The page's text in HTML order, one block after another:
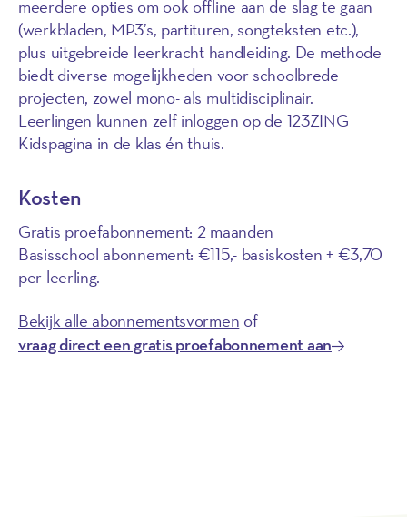
meerdere opties om ook offline aan de slag te gaan
(werkbladen, MP3’s, partituren, songteksten etc.),
plus uitgebreide leerkracht handleiding. De methode
biedt diverse mogelijkheden voor schoolbrede
projecten, zowel mono- als multidisciplinair.
Leerlingen kunnen zelf inloggen op de 123ZING
Kidspagina in de klas én thuis.
Kosten
Gratis proefabonnement: 2 maanden
Basisschool abonnement: €115,- basiskosten + €3,70
per leerling.
Bekijk alle abonnementsvormen of
vraag direct een gratis proefabonnement aan